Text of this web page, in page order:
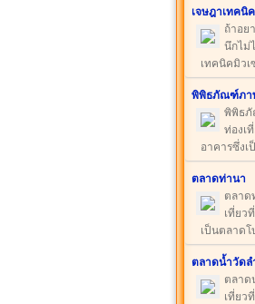
เจษฎาเทคนิ
ถ้าอย
นึกไม่
เทคนิคมิวเ
พิพิธภัณฑ์ภา
พิพิธภั
ท่องเ
อาคารซึ่งเ
ตลาดท่านา
ตลาด
เที่ยว
เป็นตลาด
ตลาดน้ำวัด
ตลาด
เที่ยว